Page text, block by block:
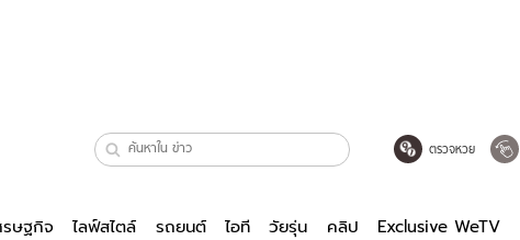
ตรวจหวย
รษฐกิจ ไลฟ์สไตล์ รถยนต์ ไอที วัยรุ่น คลิป Exclusive WeTV